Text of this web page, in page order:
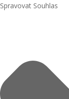
Spravovat Souhlas